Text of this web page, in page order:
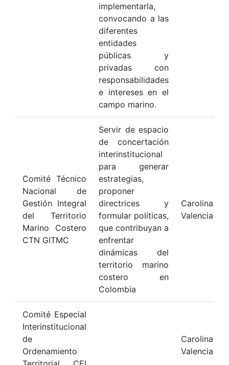
implementarla,
convocando a las
diferentes
entidades
públicas y
privadas con
responsabilidades
e intereses en el
campo marino.
Comité Técnico
Nacional de
Gestión Integral
del Territorio
Marino Costero
CTN GITMC
Servir de espacio
de concertación
interinstitucional
para generar
estrategias,
proponer
directrices y
formular políticas,
que contribuyan a
enfrentar
dinámicas del
territorio marino
costero en
Colombia
Carolina
Valencia
Comité Especial
Interinstitucional
de
Ordenamiento
Carolina
Valencia